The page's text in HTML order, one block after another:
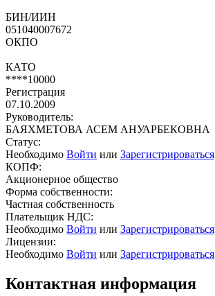
БИН/ИИН
051040007672
ОКПО
КАТО
****10000
Регистрация
07.10.2009
Руководитель:
БАЯХМЕТОВА АСЕМ АНУАРБЕКОВНА
Статус:
Необходимо Войти или Зарегистрироваться
КОПФ:
Акционерное общество
Форма собственности:
Частная собственность
Плательщик НДС:
Необходимо Войти или Зарегистрироваться
Лицензии:
Необходимо Войти или Зарегистрироваться
Контактная информация